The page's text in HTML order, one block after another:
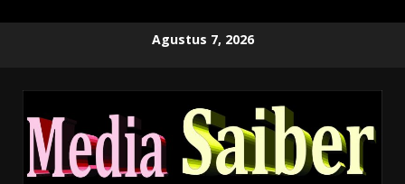
Agustus 7, 2026